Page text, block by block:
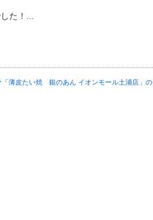
ル土浦店」おすすめ度：
た！
「薄皮たい焼 銀のあん イオンモール土浦店」の